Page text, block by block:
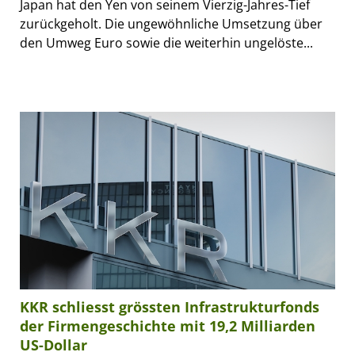
Japan hat den Yen von seinem Vierzig-Jahres-Tief
zurückgeholt. Die ungewöhnliche Umsetzung über
den Umweg Euro sowie die weiterhin ungelöste...
KKR schliesst grössten Infrastrukturfonds
der Firmengeschichte mit 19,2 Milliarden
US-Dollar